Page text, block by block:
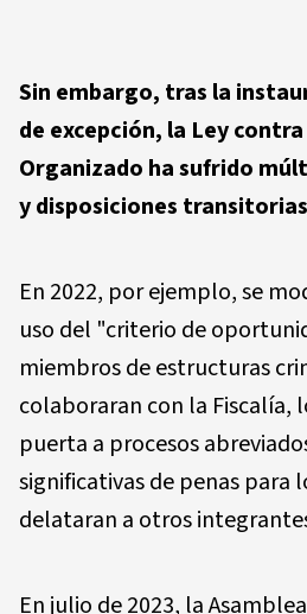
Sin embargo, tras la
de excepción, la Ley
Organizado ha sufrido
y disposiciones
En 2022, por ejemplo, se
uso del "criterio de
miembros de estructuras
colaboraran con la Fiscalía,
puerta a procesos
significativas de penas para
delataran a otros
En julio de 2023, la